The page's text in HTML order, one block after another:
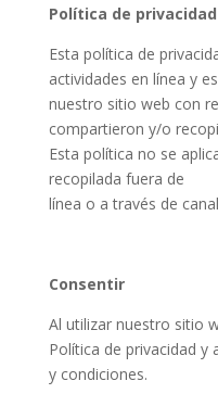
Política de
Esta política de
actividades en línea y
nuestro sitio web con
compartieron y/o
Esta política no se
recopilada fuera de
línea o a través de
Consentir
Al utilizar nuestro sitio
Política de privacidad y
y condiciones.